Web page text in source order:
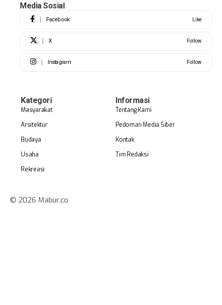
Media Sosial
Facebook Like
X Follow
Instagram Follow
Kategori
Masyarakat
Arsitektur
Budaya
Usaha
Rekreasi
Informasi
Tentang Kami
Pedoman Media Siber
Kontak
Tim Redaksi
© 2026 Mabur.co